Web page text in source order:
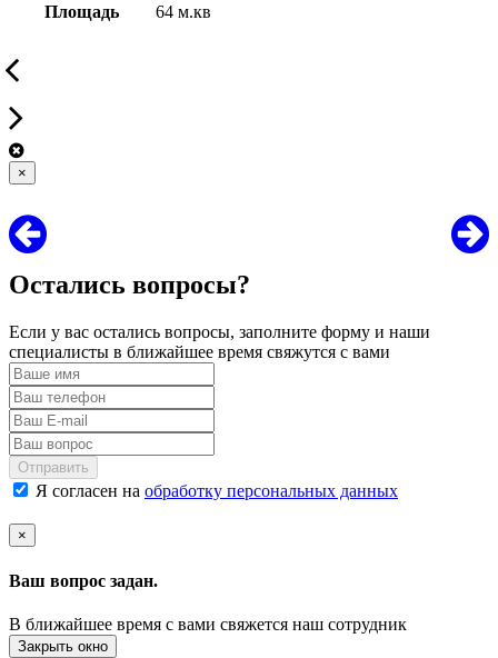
Площадь
64 м.кв
×
Остались вопросы?
Если у вас остались вопросы, заполните форму и наши
специалисты в ближайшее время свяжутся с вами
Отправить
Я согласен на обработку персональных данных
×
Ваш вопрос задан.
В ближайшее время с вами свяжется наш сотрудник
Закрыть окно